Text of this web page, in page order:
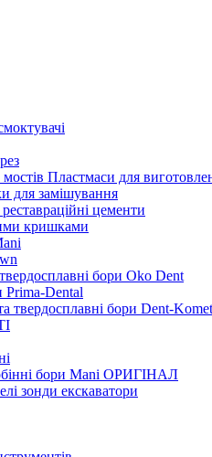
Пластмаси для
для замішування
цементи
кришками
бори Oko Dent
Prima-Dental
твердосплавні бори Dent-Komet
бори Mani ОРИГІНАЛ
зонди екскаватори